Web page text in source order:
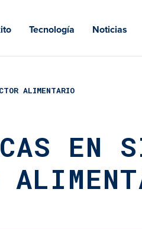
Tecnología Noticias
ALIMENTARIO
EN